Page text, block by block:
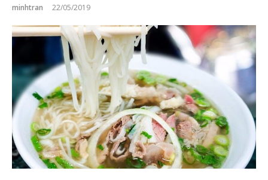
minhtran 22/05/2019